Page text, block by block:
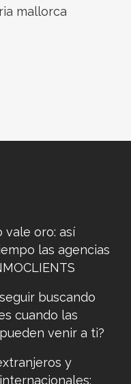
mallorca
vale oro: así
las agencias
buscando
cuando las
venir a ti?
y